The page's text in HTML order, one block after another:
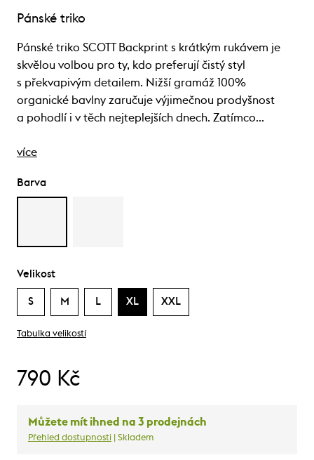
Pánské triko
Pánské triko SCOTT Backprint s krátkým rukávem je
skvělou volbou pro ty, kdo preferují čistý styl
s překvapivým detailem. Nižší gramáž 100%
organické bavlny zaručuje výjimečnou prodyšnost
a pohodlí i v těch nejteplejších dnech. Zatímco…
více
Barva
Velikost
S M L XL XXL
Tabulka velikostí
790 Kč
Můžete mít ihned na 3 prodejnách
Přehled dostupnosti | Skladem